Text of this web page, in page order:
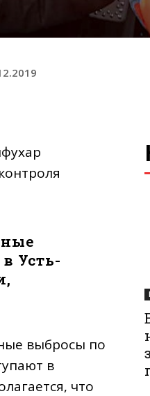
Усть-
выбросы по
в
что